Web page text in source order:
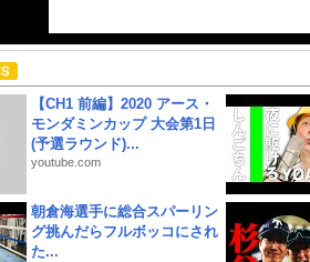
【CH1 前編】2020 アース・
モンダミンカップ 大会第1日
(予選ラウンド)...
youtube.com
朝倉海選手に総合スパーリン
グ挑んだらフルボッコにされ
た...